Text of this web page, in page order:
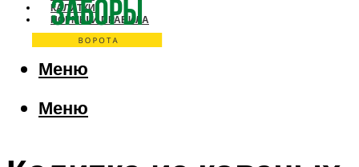
КАЛИТКИ
НОРМЫ И ПРАВИЛА
Меню
Меню